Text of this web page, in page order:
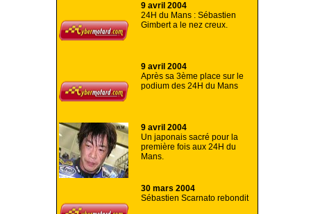
9 avril 2004
24H du Mans : Sébastien
Gimbert a le nez creux.
9 avril 2004
Après sa 3ème place sur le
podium des 24H du Mans
9 avril 2004
Un japonais sacré pour la
première fois aux 24H du
Mans.
30 mars 2004
Sébastien Scarnato rebondit